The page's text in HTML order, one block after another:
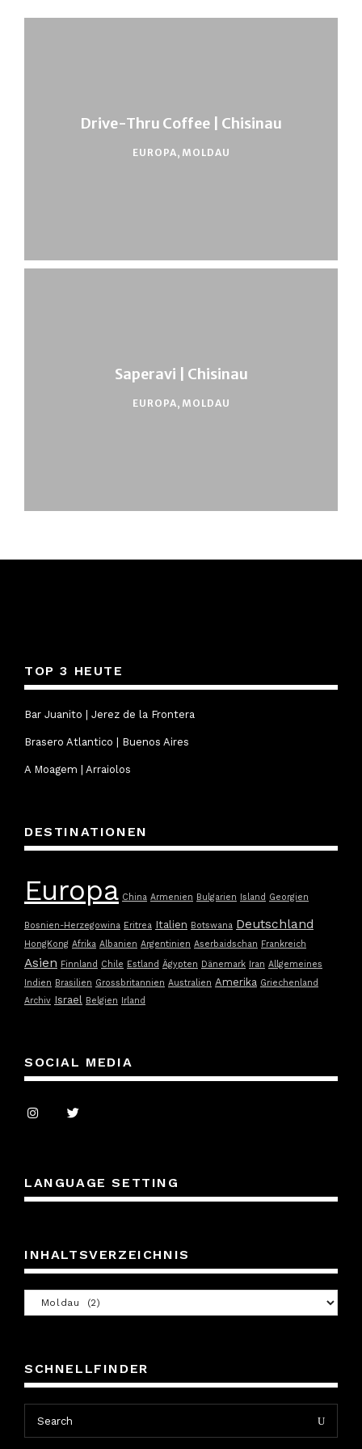
Drive-Thru Coffee | Chisinau
EUROPA, MOLDAU
Saperavi | Chisinau
EUROPA, MOLDAU
TOP 3 HEUTE
Bar Juanito | Jerez de la Frontera
Brasero Atlantico | Buenos Aires
A Moagem | Arraiolos
DESTINATIONEN
Europa China Armenien Bulgarien Island Georgien
Bosnien-Herzegowina Eritrea Italien Botswana Deutschland
HongKong Afrika Albanien Argentinien Aserbaidschan Frankreich
Asien Finnland Chile Estland Ägypten Dänemark Iran Allgemeines
Indien Brasilien Grossbritannien Australien Amerika Griechenland
Archiv Israel Belgien Irland
SOCIAL MEDIA
LANGUAGE SETTING
INHALTSVERZEICHNIS
Inhaltsverzeichnis
SCHNELLFINDER
Search